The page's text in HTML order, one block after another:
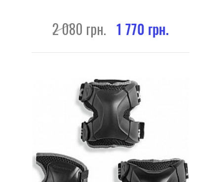
2 080 грн. 1 770 грн.